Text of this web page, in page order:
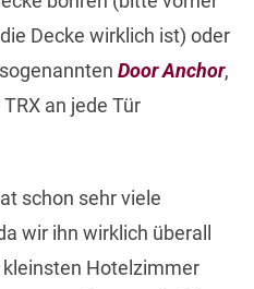
Decke wirklich ist) oder
Door Anchor,
an jede Tür
schon sehr viele
wir ihn wirklich überall
Hotelzimmer